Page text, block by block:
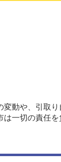
動や、引取
一切の責任